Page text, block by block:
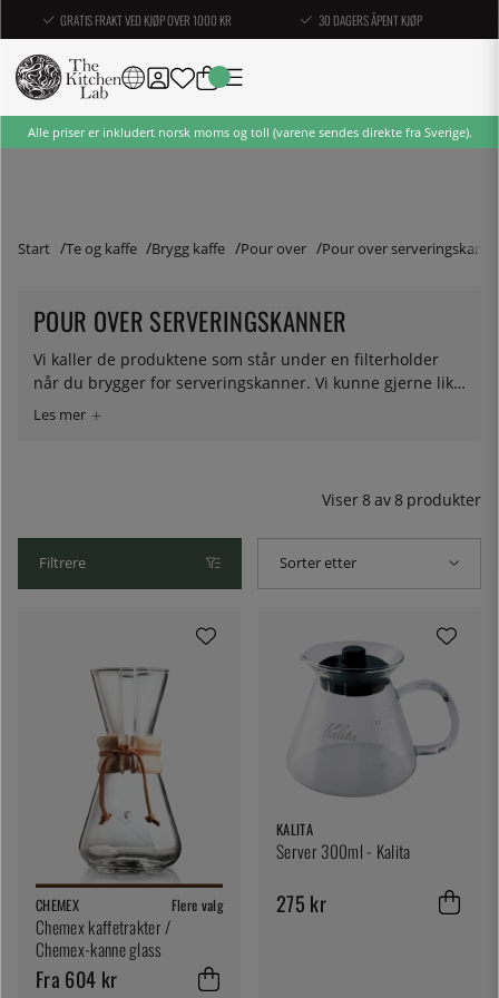
GRATIS FRAKT VED KJØP OVER 1000 KR 30 DAGERS ÅPENT KJØP
Alle priser er inkludert norsk moms og toll (varene sendes direkte fra Sverige).
Start Te og kaffe Brygg kaffe Pour over Pour over
POUR OVER SERVERINGSKANNER
Vi kaller de produktene som står under en filterholder
når du brygger for serveringskanner. Vi kunne gjerne like
kalt de for bryggekanner. Men beslutninger må tas, og
Kalittas filterholder og omvendt. Hos oss finner du
Viser8av8 produkter
Filtrere Sorter etter
CHEMEX Flere valg
Chemex kaffetrakter /
Chemex-kanne glass
Fra 604 kr
KALITA
Server 300ml - Kalita
275 kr